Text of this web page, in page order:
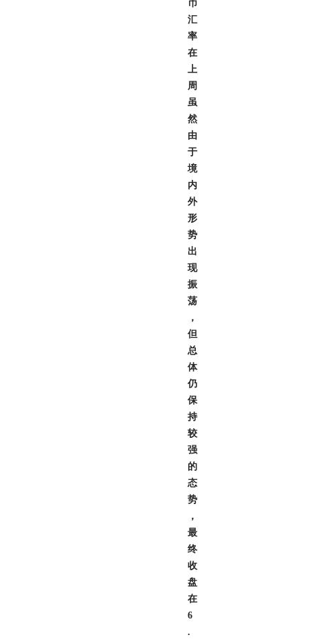
币
汇
率
在
上
周
虽
然
由
于
境
内
外
形
势
出
现
振
荡
，
但
总
体
仍
保
持
较
强
的
态
势
，
最
终
收
盘
在
6
.